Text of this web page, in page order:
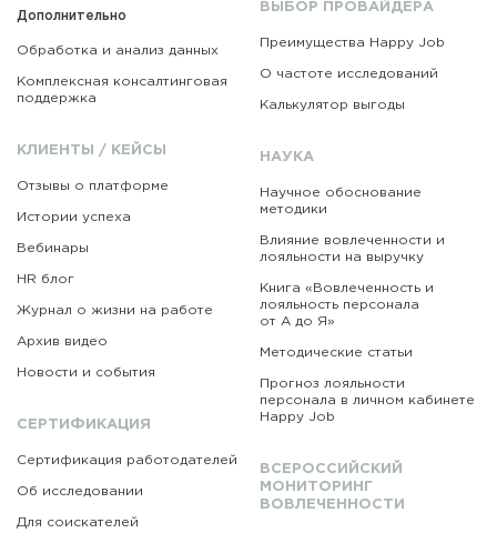
Дополнительно
Обработка и анализ данных
Комплексная консалтинговая
поддержка
КЛИЕНТЫ / КЕЙСЫ
Отзывы о платформе
Истории успеха
Вебинары
HR блог
Журнал о жизни на работе
Архив видео
Новости и события
СЕРТИФИКАЦИЯ
Сертификация работодателей
Об исследовании
Для соискателей
ВЫБОР ПРОВАЙДЕРА
Преимущества Happy Job
О частоте исследований
Калькулятор выгоды
НАУКА
Научное обоснование
методики
Влияние вовлеченности и
лояльности на выручку
Книга «Вовлеченность и
лояльность персонала
от А до Я»
Методические статьи
Прогноз лояльности
персонала в личном кабинете
Happy Job
ВСЕРОССИЙСКИЙ
МОНИТОРИНГ
ВОВЛЕЧЕННОСТИ